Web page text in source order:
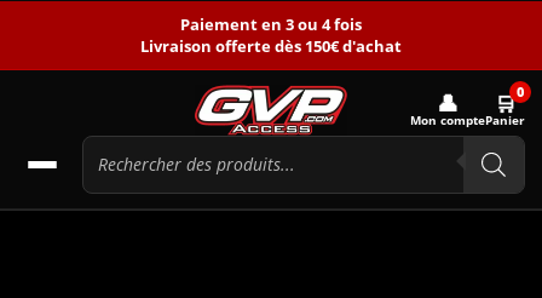
Paiement en 3 ou 4 fois
Livraison offerte dès 150€ d'achat
👤
Mon compte
🛒0
Panier